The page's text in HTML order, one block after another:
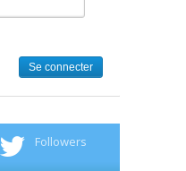
Followers